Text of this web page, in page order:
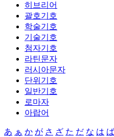
히브리어
괄호기호
학술기호
기술기호
첨자기호
라틴문자
러시아문자
단위기호
일반기호
로마자
아랍어
あ ぁ か が さ ざ た だ な は ば